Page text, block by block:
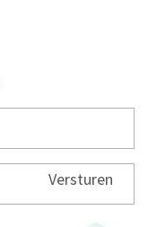
Versturen